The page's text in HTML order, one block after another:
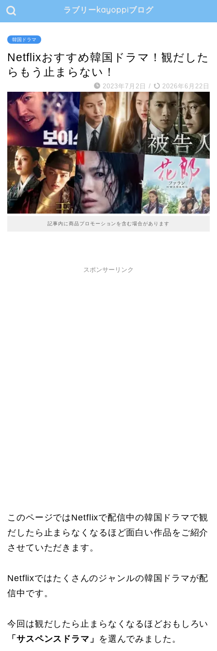
ラブリーkayoppiブログ
韓国ドラマ
Netflixおすすめ韓国ドラマ！観だした
らもう止まらない！
2023年7月2日 / 2026年6月22日
記事内に商品プロモーションを含む場合があります
スポンサーリンク
このページではNetflixで配信中の韓国ドラマで観
だしたら止まらなくなるほど面白い作品をご紹介
させていただきます。
Netflixではたくさんのジャンルの韓国ドラマが配
信中です。
今回は観だしたら止まらなくなるほどおもしろい
「サスペンスドラマ」
を選んでみました。